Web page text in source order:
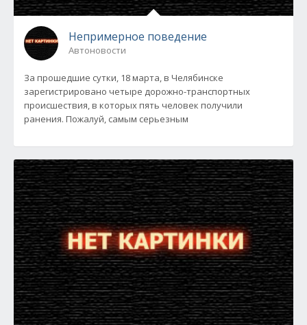
Непримерное поведение
Автоновости
За прошедшие сутки, 18 марта, в Челябинске
зарегистрировано четыре дорожно-транспортных
происшествия, в которых пять человек получили
ранения. Пожалуй, самым серьезным